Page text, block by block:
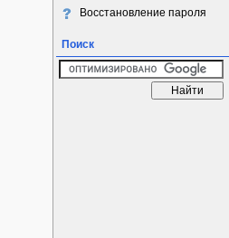
Восстановление пароля
Поиск